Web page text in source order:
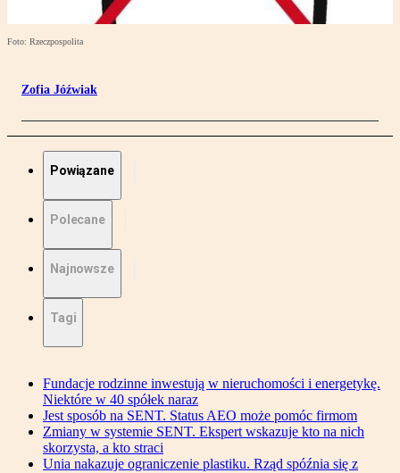
Foto: Rzeczpospolita
Zofia Jóźwiak
Powiązane
Polecane
Najnowsze
Tagi
Fundacje rodzinne inwestują w nieruchomości i energetykę.
Niektóre w 40 spółek naraz
Jest sposób na SENT. Status AEO może pomóc firmom
Zmiany w systemie SENT. Ekspert wskazuje kto na nich
skorzysta, a kto straci
Unia nakazuje ograniczenie plastiku. Rząd spóźnia się z